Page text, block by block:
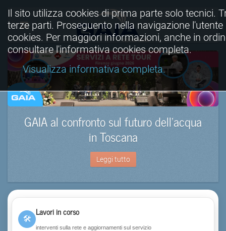
GAIA al confronto sul futuro dell’acqua
in Toscana
Leggi tutto
🛠
Lavori in corso
interventi sulla rete e aggiornamenti sul servizio
Il sito utilizza cookies di prima parte solo tecnici.
terze parti. Proseguento nella navigazione
cookies. Per maggiori informazioni, anche in
consultare l'informativa cookies completa.
Visualizza informativa completa.